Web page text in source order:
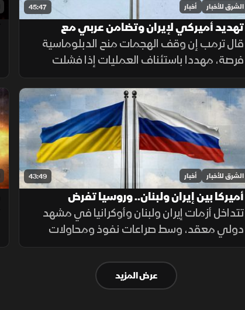
45:47 الشرق للأخبار أخبار
تهديد أميركي لإيران وتضامن عربي مع
السعودية وتصعيد في الضفة
قال ترمب إن وقف الهجمات منح الدبلوماسية
فرصة، مهددا باستئناف العمليات إذا فشلت
المفاوضات، بالتزامن مع تضامن عربي وخليجي
مع السعودية وتصعيد إسرائيلي جديد في
الضفة الغربية.
43:49 الشرق للأخبار أخبار
أميركا بين إيران ولبنان.. وروسيا تفرض
حساباتها في أوكرانيا
تتداخل أزمات إيران ولبنان وأوكرانيا في مشهد
دولي معقد، وسط صراعات نفوذ ومحاولات
دبلوماسية ترسم ملامح المرحلة المقبلة.
عرض المزيد